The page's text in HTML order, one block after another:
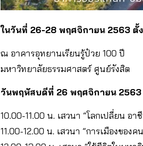
ในวันที่ 26-28 พฤศจิกายน 2563 ตั้
ณ อาคารอุทยานเรียนรู้ป๋วย 100 ปี
มหาวิทยาลัยธรรมศาสตร์ ศูนย์รังสิต
วันพฤหัสบดีที่ 26 พฤศจิกายน 2563
10.00-11.00 น. เสวนา “โลกเปลี่ยน อา
11.00-12.00 น. เสวนา “การเมืองของ